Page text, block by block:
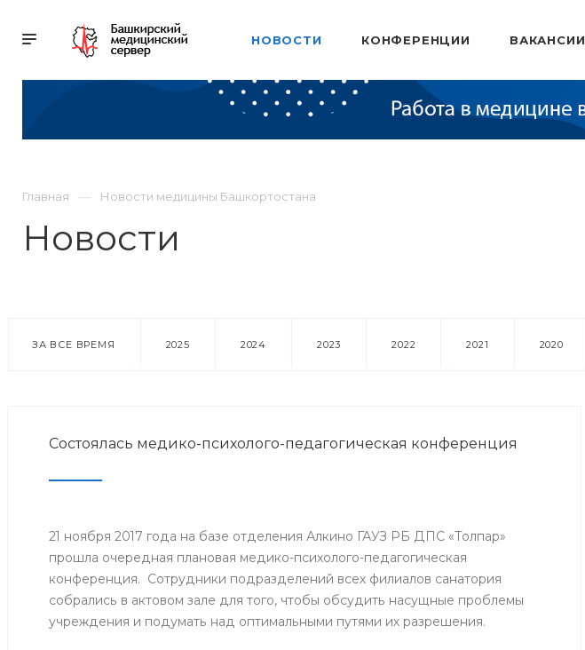
НОВОСТИ КОНФЕРЕНЦИИ ВАКАНСИИ
Главная Новости медицины Башкортостана
Новости
ЗА ВСЕ ВРЕМЯ 2025 2024 2023 2022 2021 2020
Состоялась медико-психолого-педагогическая конференция
21 ноября 2017 года на базе отделения Алкино ГАУЗ РБ ДПС «Толпар»
прошла очередная плановая медико-психолого-педагогическая
конференция. Сотрудники подразделений всех филиалов санатория
собрались в актовом зале для того, чтобы обсудить насущные проблемы
учреждения и подумать над оптимальными путями их разрешения.